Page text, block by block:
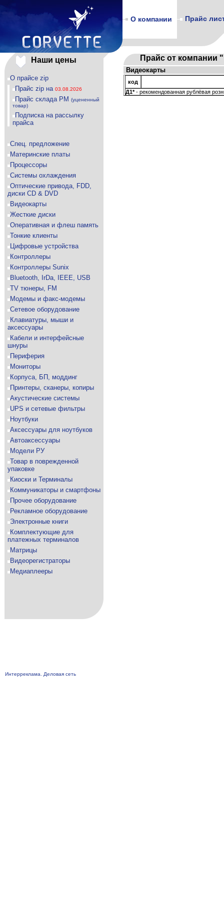
О компании Прайс
Наши цены
О прайсе zip
Прайс zip на 03.08.2026
Прайс склада РМ (уцененный
товар)
Подписка на рассылку
прайса
Спец. предложение
Материнские платы
Процессоры
Системы охлаждения
Оптические привода, FDD,
диски CD & DVD
Видеокарты
Жесткие диски
Оперативная и флеш память
Тонкие клиенты
Цифровые устройства
Контроллеры
Контроллеры Sunix
Bluetooth, IrDa, IEEE, USB
TV тюнеры, FM
Модемы и факс-модемы
Сетевое оборудование
Клавиатуры, мыши и
аксессуары
Кабели и интерфейсные
шнуры
Периферия
Мониторы
Корпуса, БП, моддинг
Принтеры, сканеры, копиры
Акустические системы
UPS и сетевые фильтры
Ноутбуки
Аксессуары для ноутбуков
Автоаксессуары
Модели РУ
Товар в поврежденной
упаковке
Киоски и Терминалы
Коммуникаторы и смартфоны
Прочее оборудование
Рекламное оборудование
Электронные книги
Комплектующие для
платежных терминалов
Матрицы
Видеорегистраторы
Медиаплееры
Прайс от компании
Видеокарты
код
Д1*- рекомендованная рублёвая
Интерреклама. Деловая сеть